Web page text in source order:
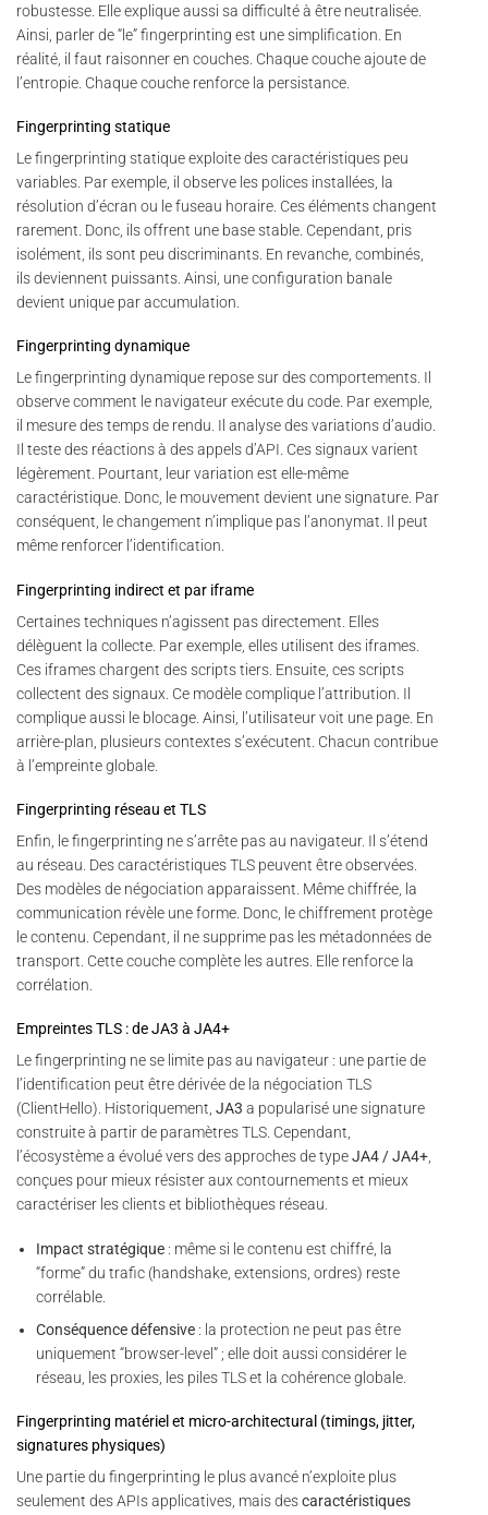
robustesse. Elle explique aussi sa difficulté à être neutralisée.
Ainsi, parler de “le” fingerprinting est une simplification. En
réalité, il faut raisonner en couches. Chaque couche ajoute de
l’entropie. Chaque couche renforce la persistance.
Fingerprinting statique
Le fingerprinting statique exploite des caractéristiques peu
variables. Par exemple, il observe les polices installées, la
résolution d’écran ou le fuseau horaire. Ces éléments changent
rarement. Donc, ils offrent une base stable. Cependant, pris
isolément, ils sont peu discriminants. En revanche, combinés,
ils deviennent puissants. Ainsi, une configuration banale
devient unique par accumulation.
Fingerprinting dynamique
Le fingerprinting dynamique repose sur des comportements. Il
observe comment le navigateur exécute du code. Par exemple,
il mesure des temps de rendu. Il analyse des variations d’audio.
Il teste des réactions à des appels d’API. Ces signaux varient
légèrement. Pourtant, leur variation est elle-même
caractéristique. Donc, le mouvement devient une signature. Par
conséquent, le changement n’implique pas l’anonymat. Il peut
même renforcer l’identification.
Fingerprinting indirect et par iframe
Certaines techniques n’agissent pas directement. Elles
délèguent la collecte. Par exemple, elles utilisent des iframes.
Ces iframes chargent des scripts tiers. Ensuite, ces scripts
collectent des signaux. Ce modèle complique l’attribution. Il
complique aussi le blocage. Ainsi, l’utilisateur voit une page. En
arrière-plan, plusieurs contextes s’exécutent. Chacun contribue
à l’empreinte globale.
Fingerprinting réseau et TLS
Enfin, le fingerprinting ne s’arrête pas au navigateur. Il s’étend
au réseau. Des caractéristiques TLS peuvent être observées.
Des modèles de négociation apparaissent. Même chiffrée, la
communication révèle une forme. Donc, le chiffrement protège
le contenu. Cependant, il ne supprime pas les métadonnées de
transport. Cette couche complète les autres. Elle renforce la
corrélation.
Empreintes TLS : de JA3 à JA4+
Le fingerprinting ne se limite pas au navigateur : une partie de
l’identification peut être dérivée de la négociation TLS
(ClientHello). Historiquement, JA3 a popularisé une signature
construite à partir de paramètres TLS. Cependant,
l’écosystème a évolué vers des approches de typeJA4 / JA4+,
conçues pour mieux résister aux contournements et mieux
caractériser les clients et bibliothèques réseau.
Impact stratégique : même si le contenu est chiffré, la
“forme” du trafic (handshake, extensions, ordres) reste
corrélable.
Conséquence défensive : la protection ne peut pas être
uniquement “browser-level” ; elle doit aussi considérer le
réseau, les proxies, les piles TLS et la cohérence globale.
Fingerprinting matériel et micro-architectural (timings, jitter,
signatures physiques)
Une partie du fingerprinting le plus avancé n’exploite plus
seulement des APIs applicatives, mais descaractéristiques